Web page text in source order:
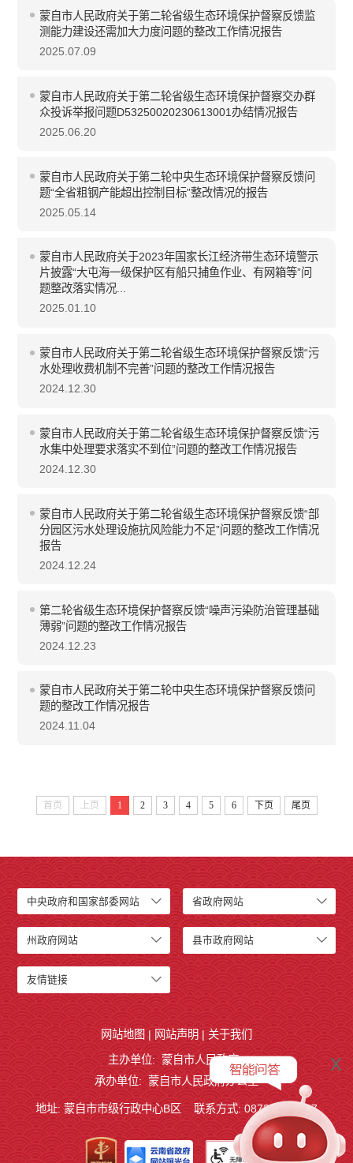
蒙自市人民政府关于第二轮省级生态环境保护督察反馈监
测能力建设还需加大力度问题的整改工作情况报告
2025.07.09
蒙自市人民政府关于第二轮省级生态环境保护督察交办群
众投诉举报问题D53250020230613001办结情况报告
2025.06.20
蒙自市人民政府关于第二轮中央生态环境保护督察反馈问
题“全省粗钢产能超出控制目标”整改情况的报告
2025.05.14
蒙自市人民政府关于2023年国家长江经济带生态环境警示
片披露“大屯海一级保护区有船只捕鱼作业、有网箱等”问
题整改落实情况...
2025.01.10
蒙自市人民政府关于第二轮省级生态环境保护督察反馈“污
水处理收费机制不完善”问题的整改工作情况报告
2024.12.30
蒙自市人民政府关于第二轮省级生态环境保护督察反馈“污
水集中处理要求落实不到位”问题的整改工作情况报告
2024.12.30
蒙自市人民政府关于第二轮省级生态环境保护督察反馈“部
分园区污水处理设施抗风险能力不足”问题的整改工作情况
报告
2024.12.24
第二轮省级生态环境保护督察反馈“噪声污染防治管理基础
薄弱”问题的整改工作情况报告
2024.12.23
蒙自市人民政府关于第二轮中央生态环境保护督察反馈问
题的整改工作情况报告
2024.11.04
首页 上页 1 2 3 4 5 6 下页 尾页
中央政府和国家部委网站 省政府网站
州政府网站 县市政府网站
友情链接
x
网站地图 | 网站声明 | 关于我们
主办单位: 蒙自市人民政府
承办单位: 蒙自市人民政府办公室
地址: 蒙自市市级行政中心B区 联系方式: 0873-3724887